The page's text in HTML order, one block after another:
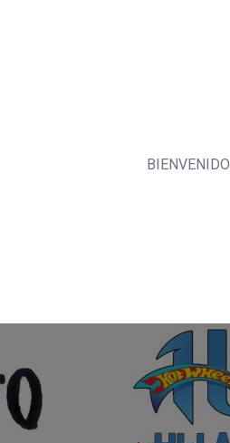
BIENVENIDO